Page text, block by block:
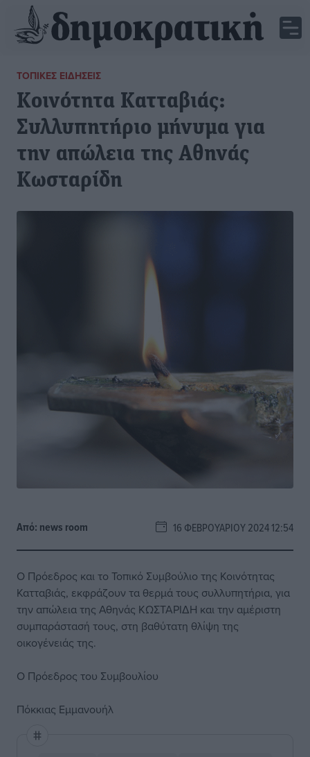
ΤΟΠΙΚΈΣ ΕΙΔΉΣΕΙΣ
Κοινότητα Κατταβιάς:
Συλλυπητήριο μήνυμα για
την απώλεια της Αθηνάς
Κωσταρίδη
Από: news room 16 ΦΕΒΡΟΥΑΡΊΟΥ 2024 12:54
Ο Πρόεδρος και το Τοπικό Συμβούλιο της Κοινότητας
Κατταβιάς, εκφράζουν τα θερμά τους συλλυπητήρια, για
την απώλεια της Αθηνάς ΚΩΣΤΑΡΙΔΗ και την αμέριστη
συμπαράστασή τους, στη βαθύτατη θλίψη της
οικογένειάς της.
Ο Πρόεδρος του Συμβουλίου
Πόκκιας Εμμανουήλ